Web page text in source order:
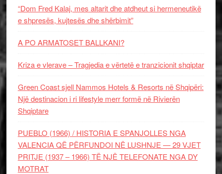
“Dom Fred Kalaj, mes altarit dhe atdheut si hermeneutikë
e shpresës, kujtesës dhe shërbimit”
A PO ARMATOSET BALLKANI?
Kriza e vlerave – Tragjedia e vërtetë e tranzicionit shqiptar
Green Coast sjell Nammos Hotels & Resorts në Shqipëri:
Një destinacion i ri lifestyle merr formë në Rivierën
Shqiptare
PUEBLO (1966) / HISTORIA E SPANJOLLES NGA
VALENCIA QË PËRFUNDOI NË LUSHNJE — 29 VJET
PRITJE (1937 – 1966) TË NJË TELEFONATE NGA DY
MOTRAT